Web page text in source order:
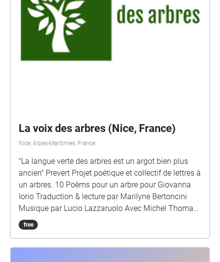
La voix des arbres (Nice, France)
Nice, Alpes-Maritimes, France
"La langue verte des arbres est un argot bien plus
ancien" Prevert Projet poétique et collectif de lettres à
un arbres. 10 Poèms pour un arbre pour Giovanna
Iorio Traduction & lecture par Marilyne Bertoncini
Musique par Lucio Lazzaruolo Avec Michel Thomas
Vieulle (Place du Pin) Ile Eniger (La Place Garibaldi)
Colette Daviles Estinés (Place Pellegrini) Ho Da Hili
free